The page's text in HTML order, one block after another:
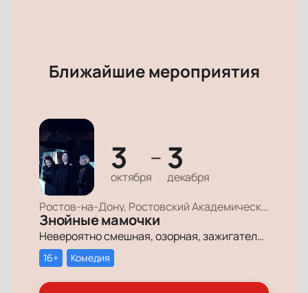
Ближайшие мероприятия
3
октября
— 3
декабря
Ростов-на-Дону, Ростовский Академический Театр Драмы, Малая сцена
Знойные мамочки
Невероятно смешная, озорная, зажигательная комедия – о том, как две прекрасные леди степенного возраста вовсе не торопятся остепеняться, и подают своим уже взрослым детям отличный пример, как жить на полную катушку.
16+ Комедия